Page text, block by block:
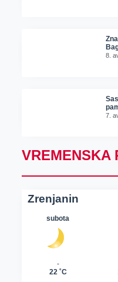
8.
7.
VREMENSKA